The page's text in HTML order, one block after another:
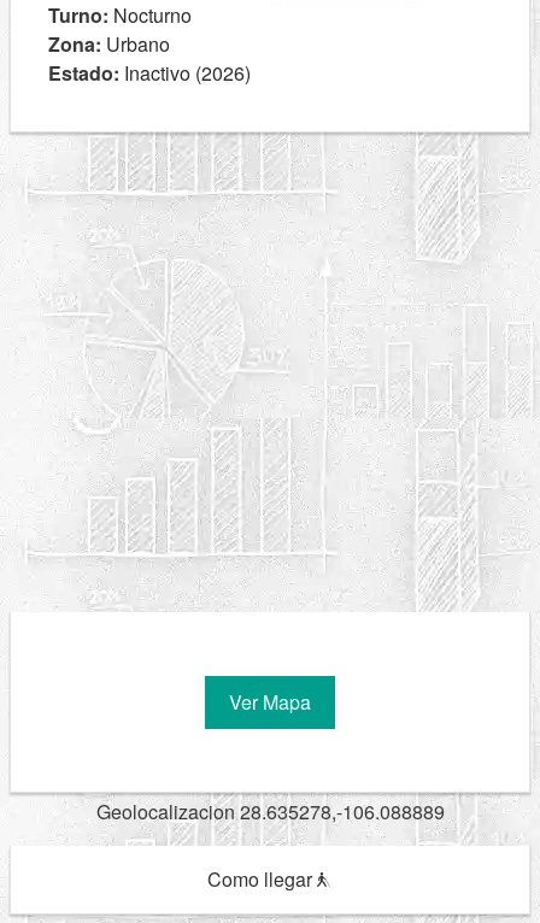
Turno: Nocturno
Zona: Urbano
Estado: Inactivo (2026)
Ver Mapa
Geolocalizacion 28.635278,-106.088889
Como llegar